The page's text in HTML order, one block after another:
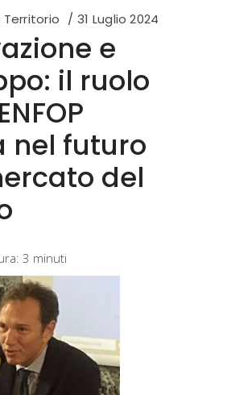
Territorio 31 Luglio 2024
e
il ruolo
nel futuro
del
3 minuti